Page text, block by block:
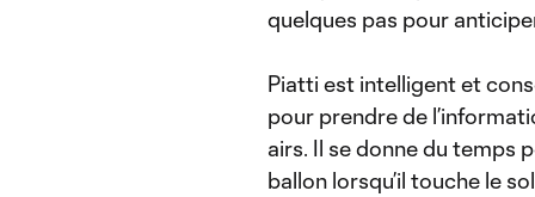
quelques pas pour
Piatti est intelligent et
pour prendre de
airs. Il se donne du temps
ballon lorsqu’il touche le